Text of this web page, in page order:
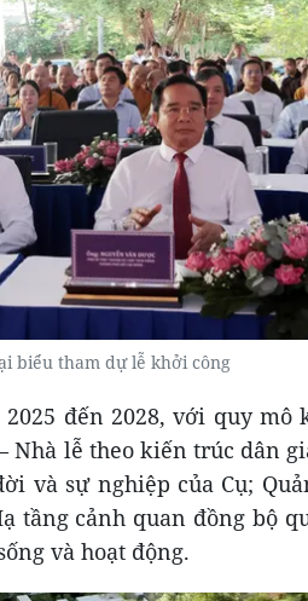
biểu tham dự lễ khởi công
đến 2028, với quy mô
Nhà lễ theo kiến trúc dân
và sự nghiệp của Cụ;
tầng cảnh quan đồng bộ
và hoạt động.